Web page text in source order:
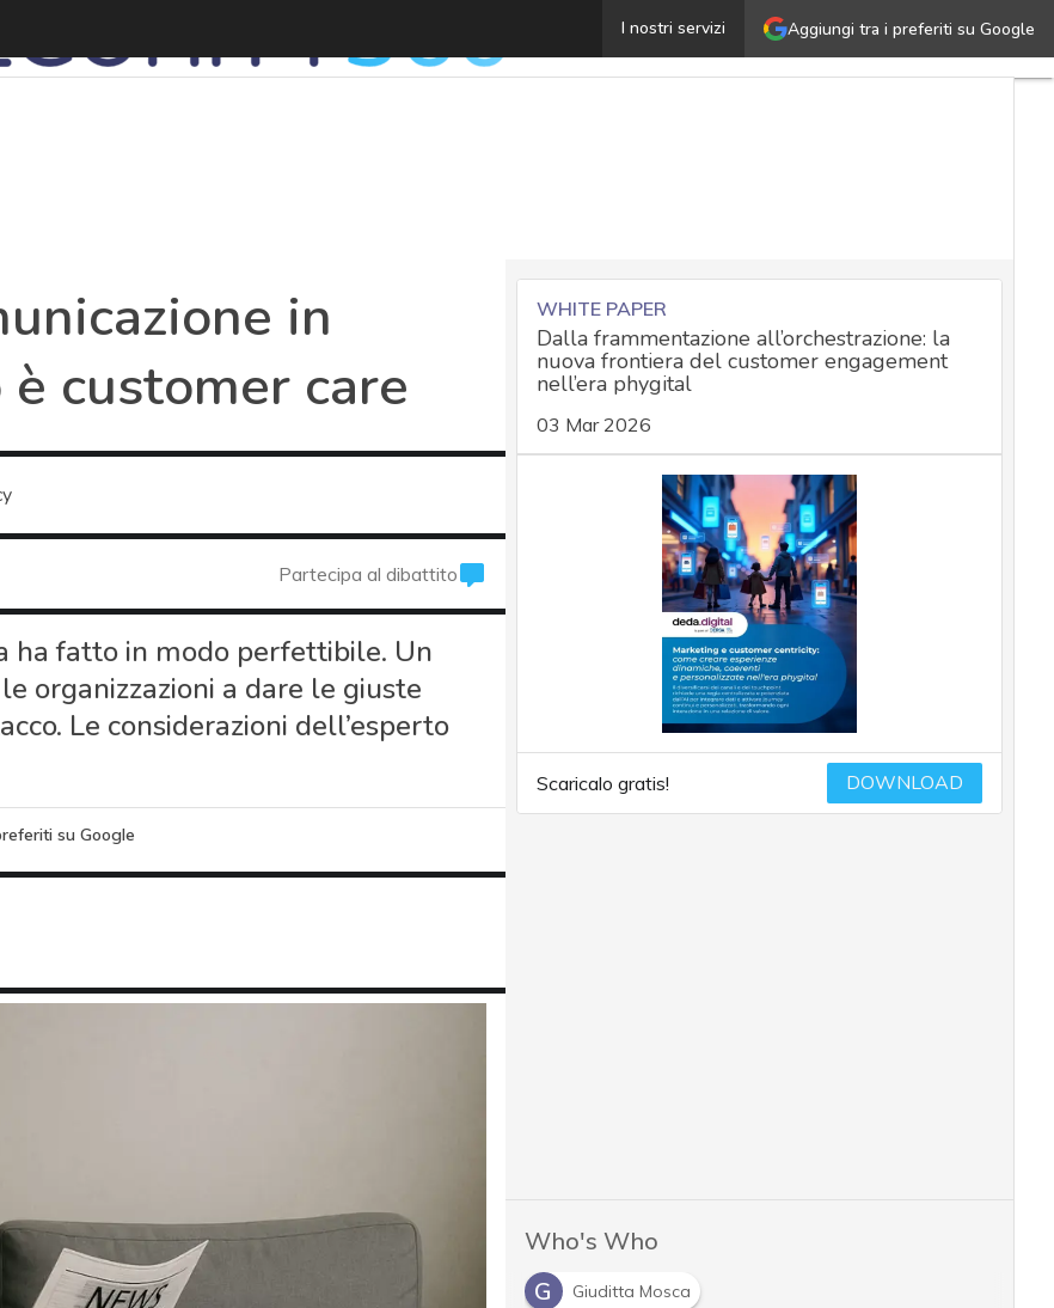
Aggiungi tra i preferiti su Google
I nostri servizi
Poltronesofà: la comunicazione in seguito a un attacco
in
customer care
Partecipa al dibattito
ha fatto in modo perfettibile. Un
organizzazioni a dare le giuste
Le considerazioni dell’esperto
su Google
WHITE PAPER
Dalla frammentazione all’orchestrazione: la
nuova frontiera del customer engagement
nell’era phygital
03 Mar 2026
Scaricalo gratis! DOWNLOAD
Who's Who
G
Giuditta Mosca